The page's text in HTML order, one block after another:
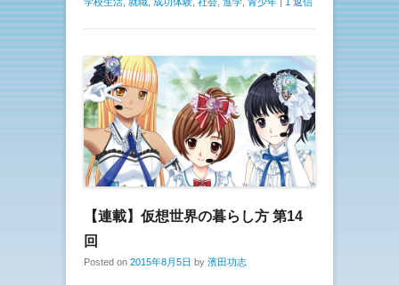
【連載】仮想世界の暮らし方 第14
回
Posted on 2015年8月5日 by 濱田功志